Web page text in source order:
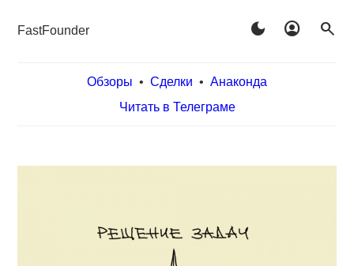
FastFounder dark_mode account_circle search
Обзоры • Сделки • Анаконда
Читать в Телеграме